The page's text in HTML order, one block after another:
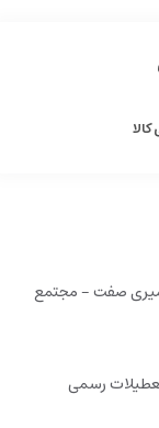
امیری صفت - مجتمع